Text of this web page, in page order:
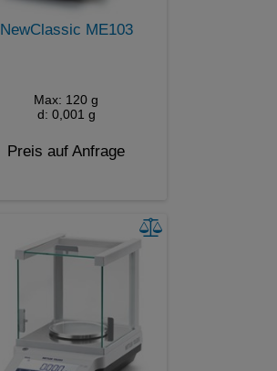
NewClassic ME103
Max: 120 g
d: 0,001 g
Preis auf Anfrage